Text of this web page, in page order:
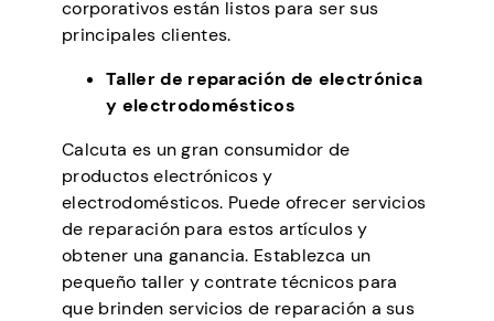
corporativos están listos para ser sus
principales clientes.
Taller de reparación de electrónica
y electrodomésticos
Calcuta es un gran consumidor de
productos electrónicos y
electrodomésticos. Puede ofrecer servicios
de reparación para estos artículos y
obtener una ganancia. Establezca un
pequeño taller y contrate técnicos para
que brinden servicios de reparación a sus